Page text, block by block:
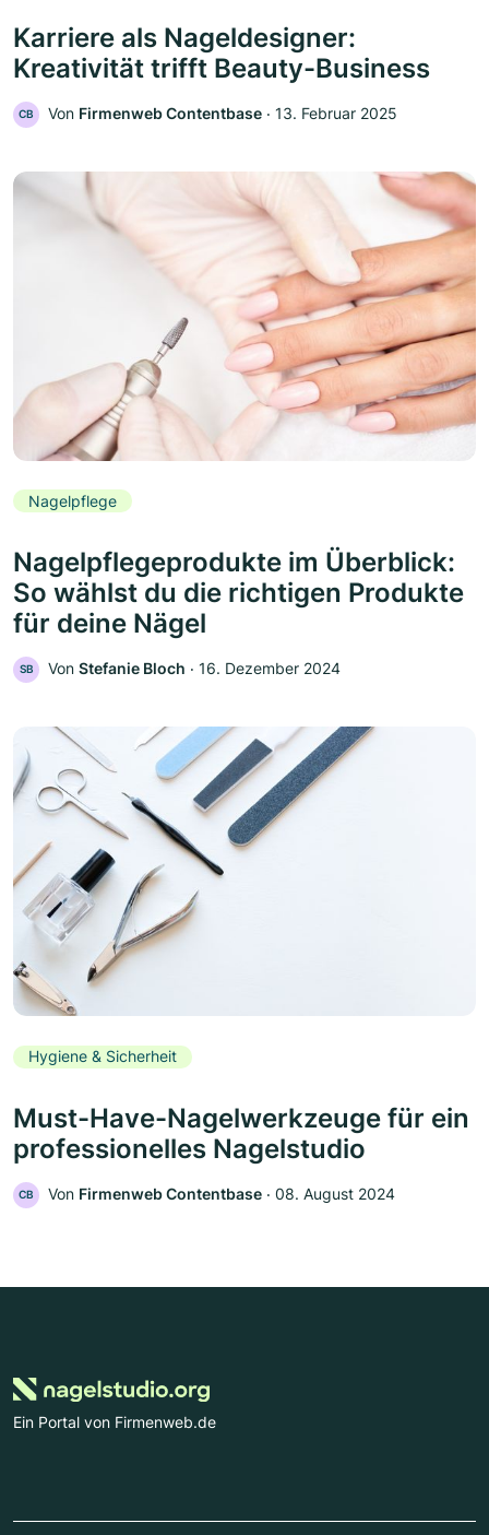
Karriere als Nageldesigner:
Kreativität trifft Beauty-Business
CB Von Firmenweb Contentbase ‧ 13. Februar 2025
Nagelpflege
Nagelpflegeprodukte im Überblick:
So wählst du die richtigen Produkte
für deine Nägel
SB Von Stefanie Bloch ‧ 16. Dezember 2024
Hygiene & Sicherheit
Must-Have-Nagelwerkzeuge für ein
professionelles Nagelstudio
CB Von Firmenweb Contentbase ‧ 08. August 2024
Ein Portal von Firmenweb.de